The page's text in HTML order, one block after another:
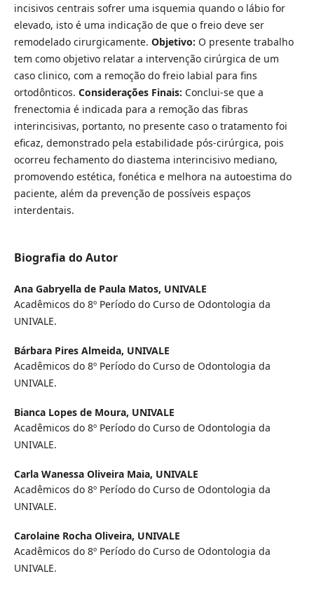
incisivos centrais sofrer uma isquemia quando o lábio for
elevado, isto é uma indicação de que o freio deve ser
remodelado cirurgicamente. Objetivo: O presente trabalho
tem como objetivo relatar a intervenção cirúrgica de um
caso clinico, com a remoção do freio labial para fins
ortodônticos. Considerações Finais: Conclui-se que a
frenectomia é indicada para a remoção das fibras
interincisivas, portanto, no presente caso o tratamento foi
eficaz, demonstrado pela estabilidade pós-cirúrgica, pois
ocorreu fechamento do diastema interincisivo mediano,
promovendo estética, fonética e melhora na autoestima do
paciente, além da prevenção de possíveis espaços
interdentais.
Biografia do Autor
Ana Gabryella de Paula Matos, UNIVALE
Acadêmicos do 8º Período do Curso de Odontologia da
UNIVALE.
Bárbara Pires Almeida, UNIVALE
Acadêmicos do 8º Período do Curso de Odontologia da
UNIVALE.
Bianca Lopes de Moura, UNIVALE
Acadêmicos do 8º Período do Curso de Odontologia da
UNIVALE.
Carla Wanessa Oliveira Maia, UNIVALE
Acadêmicos do 8º Período do Curso de Odontologia da
UNIVALE.
Carolaine Rocha Oliveira, UNIVALE
Acadêmicos do 8º Período do Curso de Odontologia da
UNIVALE.